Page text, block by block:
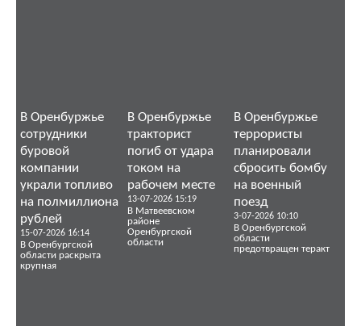
В Оренбуржье
сотрудники
буровой
компании
украли топливо
на полмиллиона
рублей
15-07-2026 16:14
В Оренбургской
области раскрыта
крупная
В Оренбуржье
тракторист
погиб от удара
током на
рабочем месте
13-07-2026 15:19
В Матвеевском
районе
Оренбургской
области
В Оренбуржье
террористы
планировали
сбросить бомбу
на военный
поезд
3-07-2026 10:10
В Оренбургской
области
предотвращен теракт